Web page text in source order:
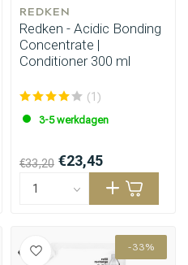
REDKEN
Redken - Acidic Bonding
Concentrate |
Conditioner 300 ml
(1)
3-5 werkdagen
€33,20 €23,45
-33%